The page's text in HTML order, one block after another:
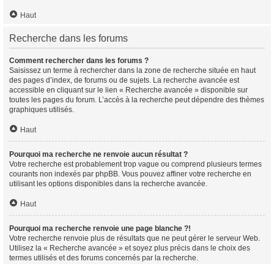
Haut
Recherche dans les forums
Comment rechercher dans les forums ?
Saisissez un terme à rechercher dans la zone de recherche située en haut
des pages d’index, de forums ou de sujets. La recherche avancée est
accessible en cliquant sur le lien « Recherche avancée » disponible sur
toutes les pages du forum. L’accès à la recherche peut dépendre des thèmes
graphiques utilisés.
Haut
Pourquoi ma recherche ne renvoie aucun résultat ?
Votre recherche est probablement trop vague ou comprend plusieurs termes
courants non indexés par phpBB. Vous pouvez affiner votre recherche en
utilisant les options disponibles dans la recherche avancée.
Haut
Pourquoi ma recherche renvoie une page blanche ?!
Votre recherche renvoie plus de résultats que ne peut gérer le serveur Web.
Utilisez la « Recherche avancée » et soyez plus précis dans le choix des
termes utilisés et des forums concernés par la recherche.